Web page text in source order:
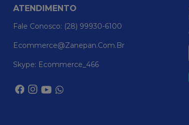
ATENDIMENTO
Fale Conosco: (28) 99930-6100
Ecommerce@zanepan.com.br
Skype: Ecommerce_466